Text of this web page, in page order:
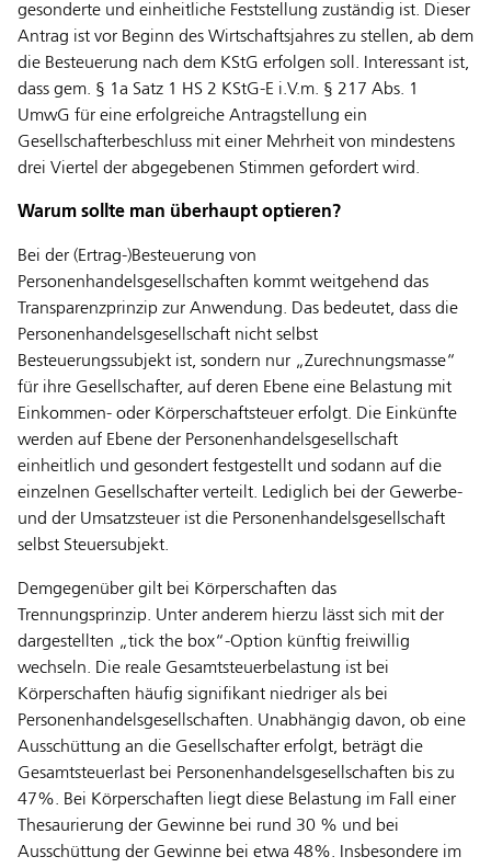
gesonderte und einheitliche Feststellung zuständig ist. Dieser
Antrag ist vor Beginn des Wirtschaftsjahres zu stellen, ab dem
die Besteuerung nach dem KStG erfolgen soll. Interessant ist,
dass gem. § 1a Satz 1 HS 2 KStG-E i.V.m. § 217 Abs. 1
UmwG für eine erfolgreiche Antragstellung ein
Gesellschafterbeschluss mit einer Mehrheit von mindestens
drei Viertel der abgegebenen Stimmen gefordert wird.
Warum sollte man überhaupt optieren?
Bei der (Ertrag-)Besteuerung von
Personenhandelsgesellschaften kommt weitgehend das
Transparenzprinzip zur Anwendung. Das bedeutet, dass die
Personenhandelsgesellschaft nicht selbst
Besteuerungssubjekt ist, sondern nur „Zurechnungsmasse“
für ihre Gesellschafter, auf deren Ebene eine Belastung mit
Einkommen- oder Körperschaftsteuer erfolgt. Die Einkünfte
werden auf Ebene der Personenhandelsgesellschaft
einheitlich und gesondert festgestellt und sodann auf die
einzelnen Gesellschafter verteilt. Lediglich bei der Gewerbe-
und der Umsatzsteuer ist die Personenhandelsgesellschaft
selbst Steuersubjekt.
Demgegenüber gilt bei Körperschaften das
Trennungsprinzip. Unter anderem hierzu lässt sich mit der
dargestellten „tick the box“-Option künftig freiwillig
wechseln. Die reale Gesamtsteuerbelastung ist bei
Körperschaften häufig signifikant niedriger als bei
Personenhandelsgesellschaften. Unabhängig davon, ob eine
Ausschüttung an die Gesellschafter erfolgt, beträgt die
Gesamtsteuerlast bei Personenhandelsgesellschaften bis zu
47%. Bei Körperschaften liegt diese Belastung im Fall einer
Thesaurierung der Gewinne bei rund 30 % und bei
Ausschüttung der Gewinne bei etwa 48%. Insbesondere im